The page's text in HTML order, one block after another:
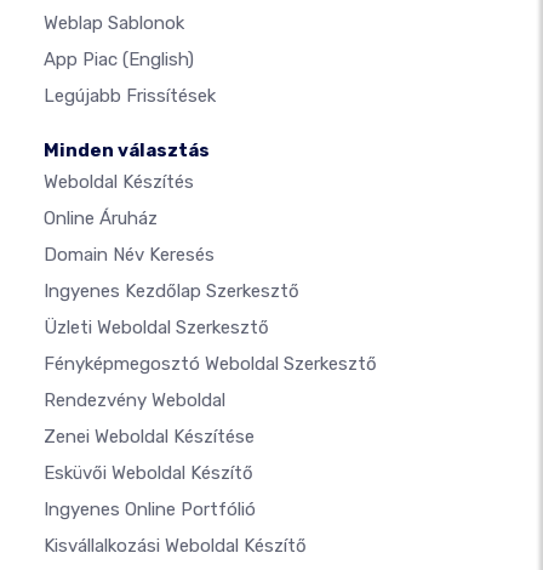
Weblap Sablonok
App Piac (English)
Legújabb Frissítések
Minden választás
Weboldal Készítés
Online Áruház
Domain Név Keresés
Ingyenes Kezdőlap Szerkesztő
Üzleti Weboldal Szerkesztő
Fényképmegosztó Weboldal Szerkesztő
Rendezvény Weboldal
Zenei Weboldal Készítése
Esküvői Weboldal Készítő
Ingyenes Online Portfólió
Kisvállalkozási Weboldal Készítő